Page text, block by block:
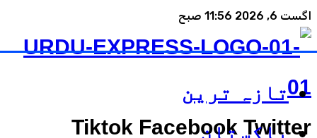
اگست 6, 2026 11:56 صبح
Tiktok Facebook Twitter
تازہ ترین
پاکستان